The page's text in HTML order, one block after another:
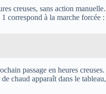
creuses, sans action
à la marche
passage en heures
chaud apparaît dans le